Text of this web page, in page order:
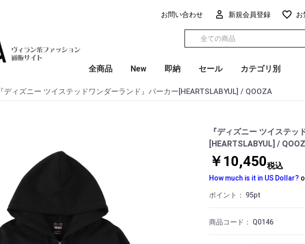
お問い合わせ 新規会員登録 お
全商品 New 即納 セール カテゴリ別
『ディズニー ツイステッドワンダーランド』パーカー[HEARTSLABYUL] / QOOZA
『ディズニー ツイステ
[HEARTSLABYUL] /
￥10,450税込
How much is it in US Dollar?
ポイント： 95pt
商品コード： Q0146